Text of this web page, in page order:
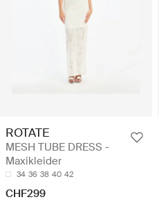
ROTATE
MESH TUBE DRESS -
Maxikleider
34 36 38 40 42
CHF299